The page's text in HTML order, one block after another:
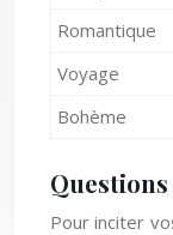
Romantique
Voyage
Bohème
Pour inciter